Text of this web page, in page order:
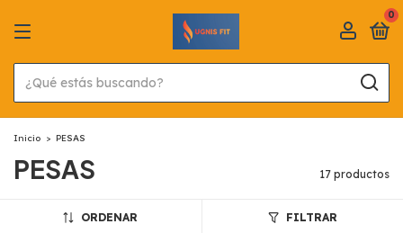
0
Inicio > PESAS
PESAS 17 productos
ORDENAR FILTRAR